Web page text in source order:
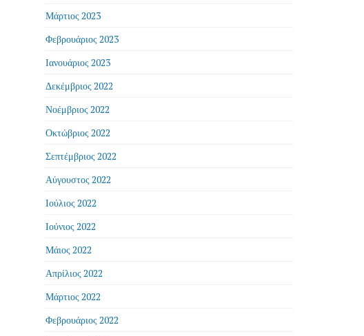
Μάρτιος 2023
Φεβρουάριος 2023
Ιανουάριος 2023
Δεκέμβριος 2022
Νοέμβριος 2022
Οκτώβριος 2022
Σεπτέμβριος 2022
Αύγουστος 2022
Ιούλιος 2022
Ιούνιος 2022
Μάιος 2022
Απρίλιος 2022
Μάρτιος 2022
Φεβρουάριος 2022